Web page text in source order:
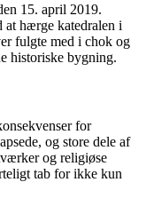
15. april 2019.
at hærge katedralen i
fulgte med i chok og
historiske bygning.
for
og store dele af
og religiøse
tab for ikke kun